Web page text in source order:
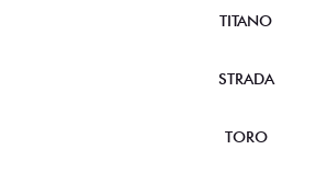
TITANO
STRADA
TORO